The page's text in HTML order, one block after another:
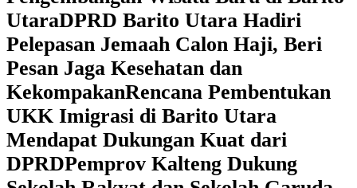
UtaraDPRD Barito Utara Hadiri
Pelepasan Jemaah Calon Haji, Beri
Pesan Jaga Kesehatan dan
KekompakanRencana Pembentukan
UKK Imigrasi di Barito Utara
Mendapat Dukungan Kuat dari
DPRD‎Pemprov Kalteng Dukung